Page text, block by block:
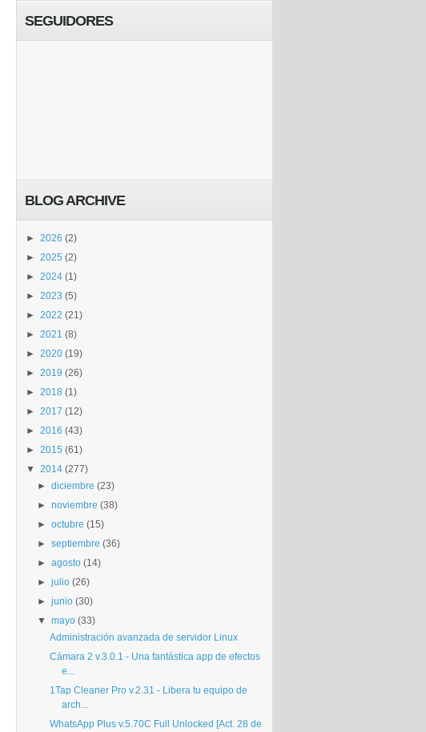
SEGUIDORES
BLOG ARCHIVE
► 2026 (2)
► 2025 (2)
► 2024 (1)
► 2023 (5)
► 2022 (21)
► 2021 (8)
► 2020 (19)
► 2019 (26)
► 2018 (1)
► 2017 (12)
► 2016 (43)
► 2015 (61)
▼ 2014 (277)
►diciembre (23)
►noviembre (38)
►octubre (15)
►septiembre (36)
►agosto (14)
►julio (26)
►junio (30)
▼mayo (33)
Administración avanzada de servidor Linux
Cámara 2 v.3.0.1 - Una fantástica app de efectos
e...
1Tap Cleaner Pro v.2.31 - Libera tu equipo de
arch...
WhatsApp Plus v.5.70C Full Unlocked [Act. 28 de